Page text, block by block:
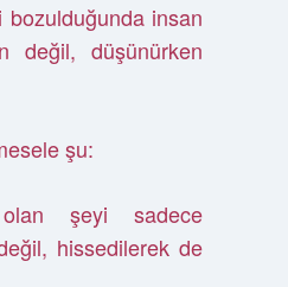
bozulduğunda insan
değil, düşünürken
şu:
şeyi sadece
hissedilerek de